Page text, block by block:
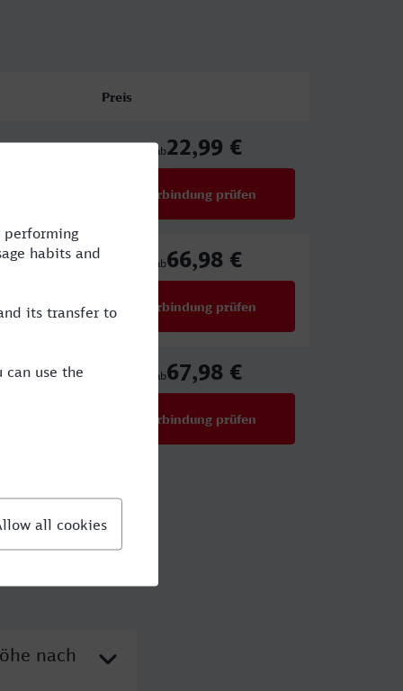
Preis
ab22,99 €
Verbindung prüfen
ab66,98 €
Verbindung prüfen
ab67,98 €
Verbindung prüfen
nach